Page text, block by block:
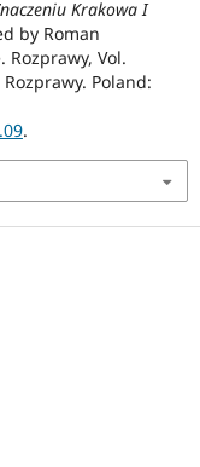
Krakowa I
by Roman
Vol.
Poland:
.